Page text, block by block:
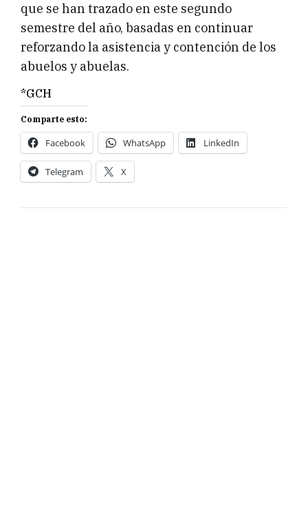
que se han trazado en este segundo
semestre del año, basadas en continuar
reforzando la asistencia y contención de los
abuelos y abuelas.
*GCH
Comparte esto:
Facebook WhatsApp LinkedIn
Telegram X